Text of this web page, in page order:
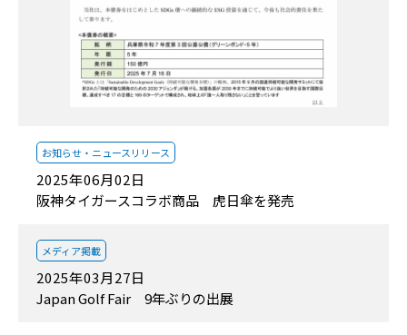
2025年06月02日
お知らせ・ ニュースリリース
阪神タイガースコラボ商品 虎日傘を発売
2025年03月27日
メディア掲載
Japan Golf Fair 9年ぶりの出展